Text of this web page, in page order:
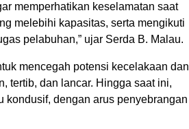
memperhatikan keselamatan saat
melebihi kapasitas, serta mengikuti
pelabuhan,” ujar Serda B. Malau.
mencegah potensi kecelakaan dan
tertib, dan lancar. Hingga saat ini,
kondusif, dengan arus penyebrangan